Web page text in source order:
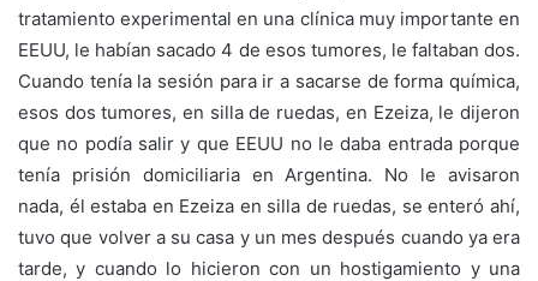
tratamiento experimental en una clínica muy importante en
EEUU, le habían sacado 4 de esos tumores, le faltaban dos.
Cuando tenía la sesión para ir a sacarse de forma química,
esos dos tumores, en silla de ruedas, en Ezeiza, le dijeron
que no podía salir y que EEUU no le daba entrada porque
tenía prisión domiciliaria en Argentina. No le avisaron
nada, él estaba en Ezeiza en silla de ruedas, se enteró ahí,
tuvo que volver a su casa y un mes después cuando ya era
tarde, y cuando lo hicieron con un hostigamiento y una